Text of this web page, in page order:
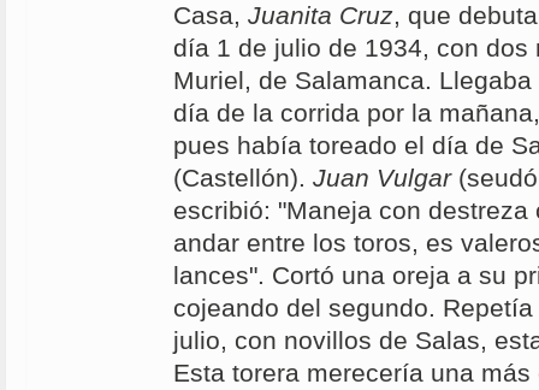
Casa, Juanita Cruz, que
día 1 de julio de 1934, con dos
Muriel, de Salamanca.
día de la corrida por la
pues había toreado el día de
(Castellón). Juan Vulgar
escribió: "Maneja con
andar entre los toros, es
lances". Cortó una oreja a su
cojeando del segundo.
julio, con novillos de Salas,
Esta torera merecería una más